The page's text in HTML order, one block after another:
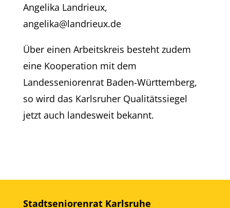
Angelika Landrieux,
angelika@landrieux.de
Über einen Arbeitskreis besteht zudem
eine Kooperation mit dem
Landesseniorenrat Baden-Württemberg,
so wird das Karlsruher Qualitätssiegel
jetzt auch landesweit bekannt.
Stadtseniorenrat Karlsruhe